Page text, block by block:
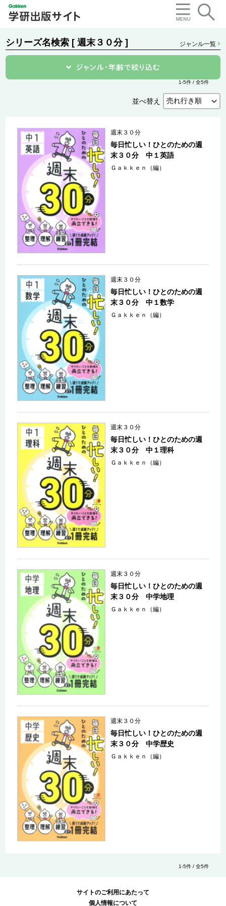
シリーズ名検索 [ 週末３０分 ] ジャンル一覧
1-5件 / 全5件
並べ替え
週末３０分
毎日忙しい！ひとのための週
末３０分 中１英語
Ｇａｋｋｅｎ（編）
週末３０分
毎日忙しい！ひとのための週
末３０分 中１数学
Ｇａｋｋｅｎ（編）
週末３０分
毎日忙しい！ひとのための週
末３０分 中１理科
Ｇａｋｋｅｎ（編）
週末３０分
毎日忙しい！ひとのための週
末３０分 中学地理
Ｇａｋｋｅｎ（編）
週末３０分
毎日忙しい！ひとのための週
末３０分 中学歴史
Ｇａｋｋｅｎ（編）
1-5件 / 全5件
サイトのご利用にあたって
個人情報について